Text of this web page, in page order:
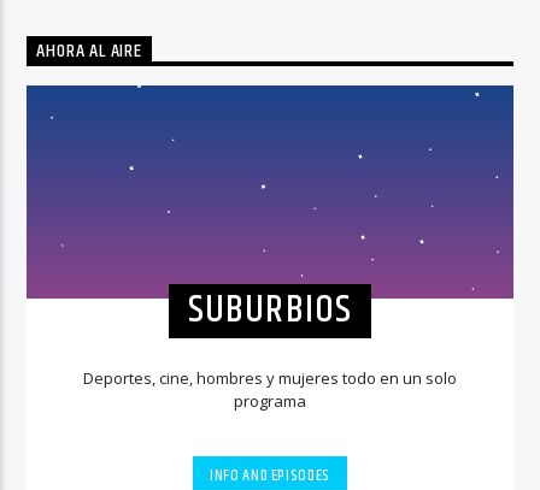
AHORA AL AIRE
SUBURBIOS
Deportes, cine, hombres y mujeres todo en un solo
programa
INFO AND EPISODES